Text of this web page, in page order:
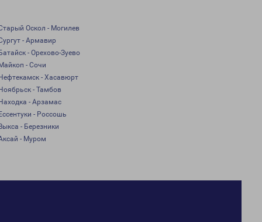
Оскол - Могилев
- Армавир
- Орехово-Зуево
- Сочи
- Хасавюрт
- Тамбов
- Арзамас
- Россошь
- Березники
- Муром